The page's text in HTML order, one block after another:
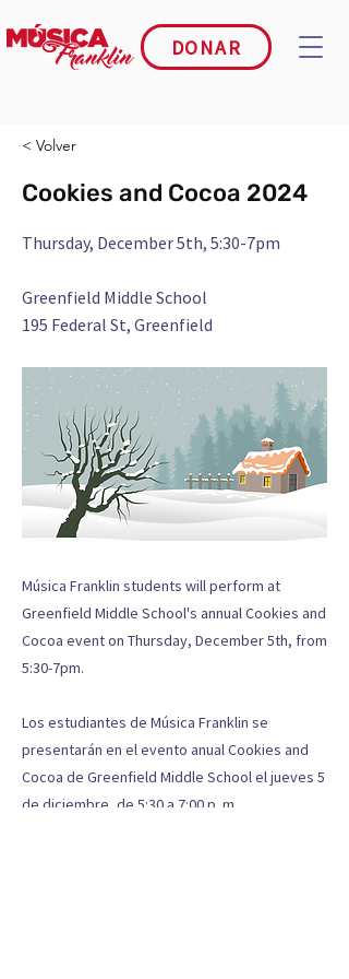
DONAR
< Volver
Cookies and Cocoa 2024
Thursday, December 5th, 5:30-7pm
Greenfield Middle School
195 Federal St, Greenfield
Música Franklin students will perform at
Greenfield Middle School's annual Cookies and
Cocoa event on Thursday, December 5th, from
5:30-7pm.
Los estudiantes de Música Franklin se
presentarán en el evento anual Cookies and
Cocoa de Greenfield Middle School el jueves 5
de diciembre, de 5:30 a 7:00 p. m.